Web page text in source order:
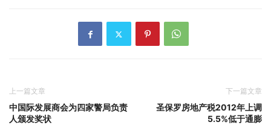
上一篇文章
中国际发展商会为四家警局负责
人颁发奖状
下一篇文章
圣保罗房地产税2012年上调
5.5%低于通膨